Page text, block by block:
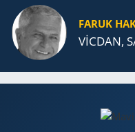
FARUK
VİCDAN,